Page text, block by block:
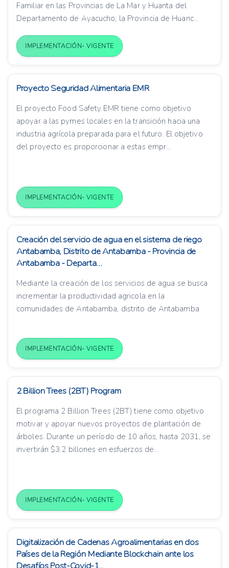
Familiar en las Provincias de La Mar y Huanta del
Departamento de Ayacucho; la Provincia de Huanc...
IMPLEMENTACIÓN- VIGENTE
Proyecto Seguridad Alimentaria EMR
El proyecto Food Safety EMR tiene como objetivo
apoyar a las pymes locales en la transición hacia una
industria agrícola preparada para el futuro. El objetivo
del proyecto es proporcionar a estas empr...
IMPLEMENTACIÓN- VIGENTE
Creación del servicio de agua en el sistema de riego
Antabamba, Distrito de Antabamba - Provincia de
Antabamba - Departa...
Mediante la creación de los servicios de agua se busca
incrementar la productividad agricola en la
comunidades de Antabamba, distrito de Antabamba
IMPLEMENTACIÓN- VIGENTE
2 Billion Trees (2BT) Program
El programa 2 Billion Trees (2BT) tiene como objetivo
motivar y apoyar nuevos proyectos de plantación de
árboles. Durante un período de 10 años, hasta 2031, se
invertirán $3.2 billones en esfuerzos de...
IMPLEMENTACIÓN- VIGENTE
Digitalización de Cadenas Agroalimentarias en dos
Países de la Región Mediante Blockchain ante los